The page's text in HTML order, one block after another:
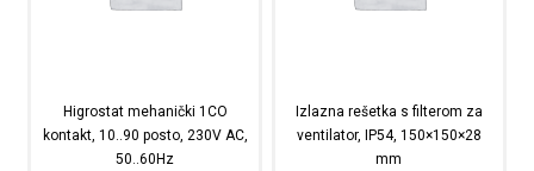
Higrostat mehanički 1CO
kontakt, 10..90 posto, 230V AC,
50..60Hz
Izlazna rešetka s filterom za
ventilator, IP54, 150×150×28
mm